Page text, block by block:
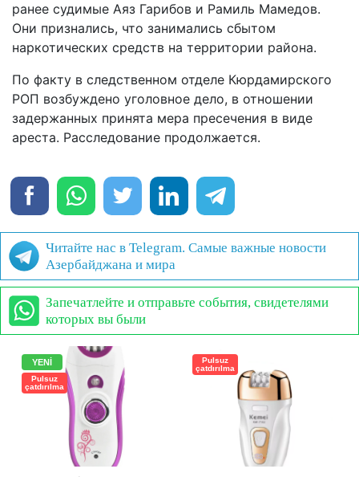
ранее судимые Аяз Гарибов и Рамиль Мамедов.
Они признались, что занимались сбытом
наркотических средств на территории района.
По факту в следственном отделе Кюрдамирского
РОП возбуждено уголовное дело, в отношении
задержанных принята мера пресечения в виде
ареста. Расследование продолжается.
Читайте нас в Telegram. Самые важные новости
Азербайджана и мира
Запечатлейте и отправьте события, свидетелями
которых вы были